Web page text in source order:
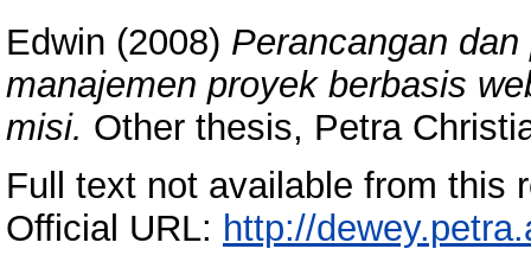
Edwin (2008) Perancangan
manajemen proyek berbasis
misi. Other thesis, Petra
Full text not available from this
Official URL: http://